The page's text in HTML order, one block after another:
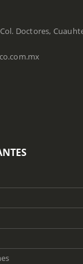
Doctores,